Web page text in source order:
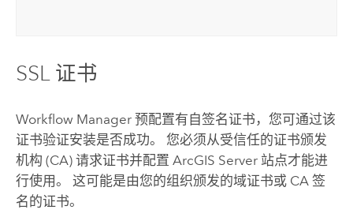
SSL 证书
Workflow Manager预配置有自签名证书，您可通过该
证书验证安装是否成功。 您必须从受信任的证书颁发
机构 (CA) 请求证书并配置 ArcGIS Server站点才能进
行使用。 这可能是由您的组织颁发的域证书或 CA 签
名的证书。